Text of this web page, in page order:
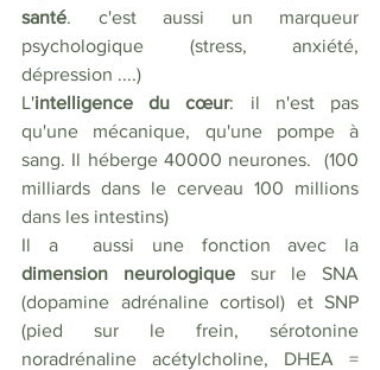
santé. c'est aussi un marqueur
psychologique (stress, anxiété,
dépression ....)
L'intelligence du cœur: il n'est pas
qu'une mécanique, qu'une pompe à
sang. Il héberge 40000 neurones.  (100
milliards dans le cerveau 100 millions
dans les intestins)
dimension neurologique sur le SNA
(dopamine adrénaline cortisol) et SNP
(pied sur le frein, sérotonine
noradrénaline acétylcholine, DHEA =